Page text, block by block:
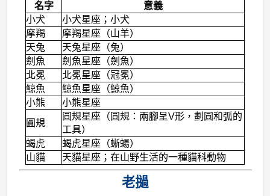
名字
意義
小犬
小犬星座；小犬
摩羯
摩羯星座（山羊）
天兔
天兔星座（兔）
劍魚
劍魚星座（劍魚）
北冕
北冕星座（冠冕）
鯨魚
鯨魚星座（鯨魚）
小熊
小熊星座
圓規
圓規星座（圓規：兩腳呈V形，劃圓和弧的
工具）
蝎虎
蝎虎星座（蜥蝪）
山貓
天貓星座；在山野生活的一種貓科動物
老撾